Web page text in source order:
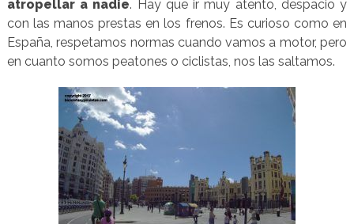
atropellar a nadie. Hay que ir muy atento, despacio y
con las manos prestas en los frenos. Es curioso como en
España, respetamos normas cuando vamos a motor, pero
en cuanto somos peatones o ciclistas, nos las saltamos.